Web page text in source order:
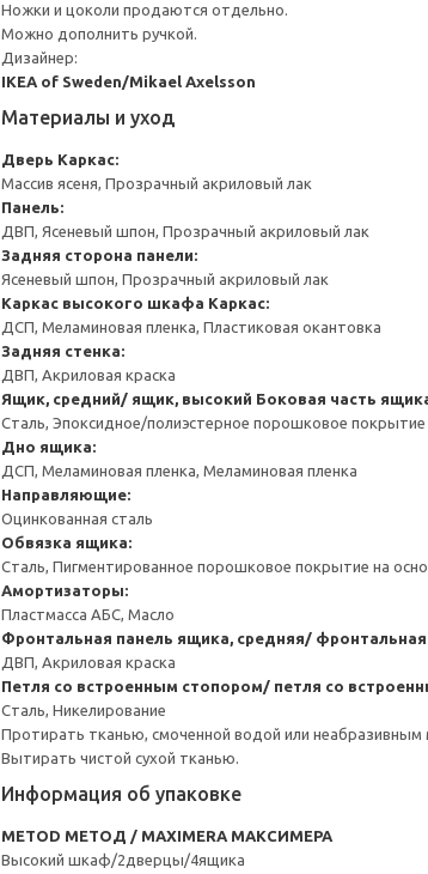
Ножки и цоколи продаются отдельно.
Можно дополнить ручкой.
Дизайнер:
IKEA of Sweden/Mikael Axelsson
Материалы и уход
Дверь Каркас:
Массив ясеня, Прозрачный акриловый лак
Панель:
ДВП, Ясеневый шпон, Прозрачный акриловый лак
Задняя сторона панели:
Ясеневый шпон, Прозрачный акриловый лак
Каркас высокого шкафа Каркас:
ДСП, Меламиновая пленка, Пластиковая окантовка
Задняя стенка:
ДВП, Акриловая краска
Ящик, средний/ ящик, высокий Боковая часть
Сталь, Эпоксидное/полиэстерное порошковое покрытие
Дно ящика:
ДСП, Меламиновая пленка, Меламиновая пленка
Направляющие:
Оцинкованная сталь
Обвязка ящика:
Сталь, Пигментированное порошковое покрытие на
Амортизаторы:
Пластмасса АБС, Масло
Фронтальная панель ящика, средняя/
ДВП, Акриловая краска
Петля со встроенным стопором/ петля со
Сталь, Никелирование
Протирать тканью, смоченной водой или
Вытирать чистой сухой тканью.
Информация об упаковке
METOD МЕТОД / MAXIMERA МАКСИМЕРА
Высокий шкаф/2дверцы/4ящика